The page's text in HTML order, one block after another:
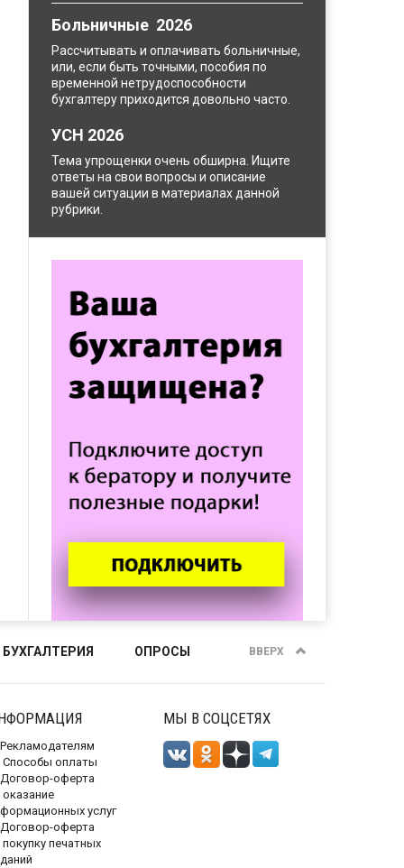
Больничные 2026
Рассчитывать и оплачивать больничные,
или, если быть точными, пособия по
временной нетрудоспособности
бухгалтеру приходится довольно часто.
УСН 2026
Тема упрощенки очень обширна. Ищите
ответы на свои вопросы и описание
вашей ситуации в материалах данной
рубрики.
ОПРОСЫ ВВЕРХ
Способы оплаты
оферта
оказание
услуг
оферта
покупку печатных
МЫ В СОЦСЕТЯХ